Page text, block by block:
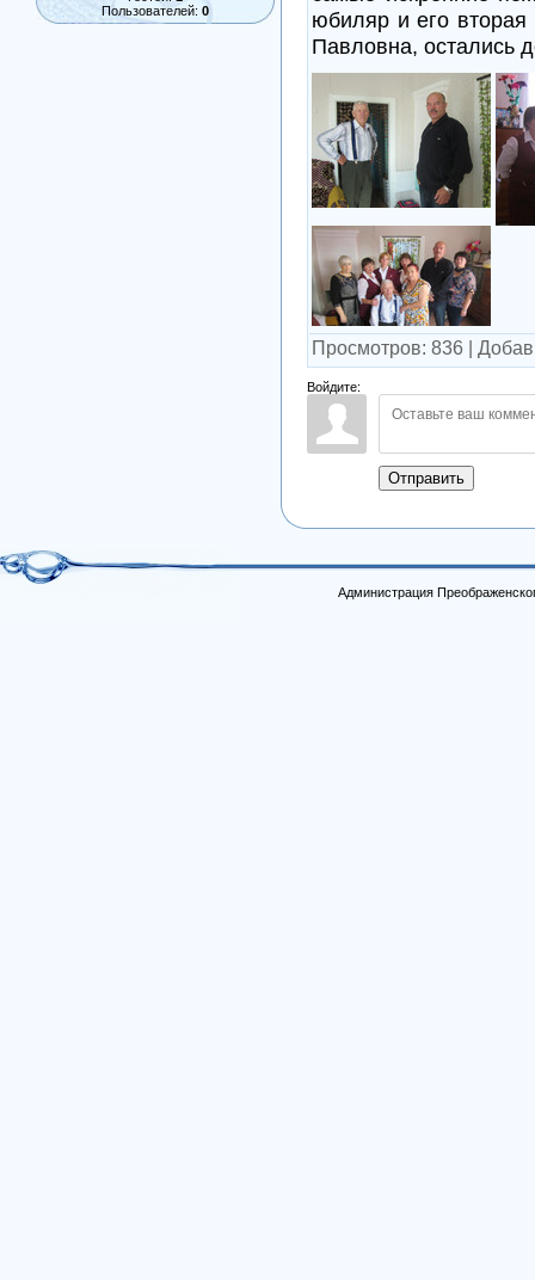
Пользователей: 0
юбиляр и его
Павловна, остались
Просмотров: 836
Войдите:
Отправить
Администрация